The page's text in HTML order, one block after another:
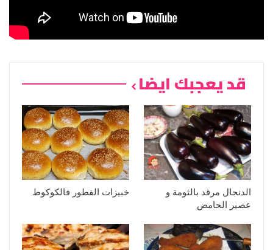
قد يعجبك ايضا
الدنجال مرقد بالثومة و
عصير الحامض
خبيزات الفطور فالكوكوط